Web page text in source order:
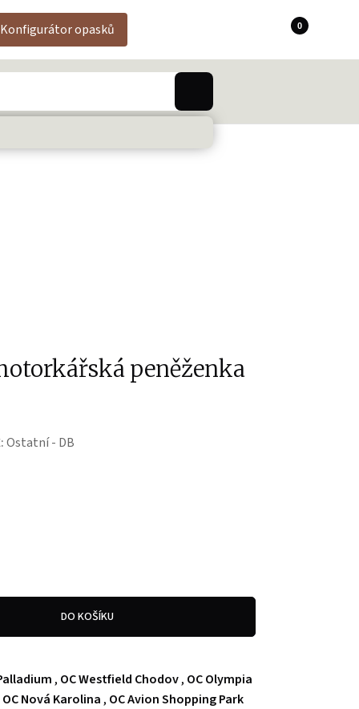
Konfigurátor opasků 0
peněženka
Ostatní - DB
DO KOŠÍKU
, OC Westfield Chodov, OC Olympia
OC Nová Karolina , OC Avion Shopping Park